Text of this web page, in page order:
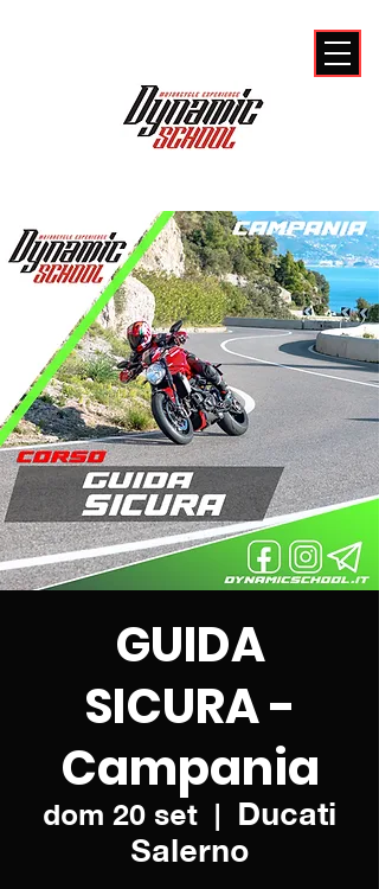
GUIDA
SICURA -
Campania
dom 20 set
Ducati
Salerno